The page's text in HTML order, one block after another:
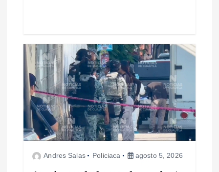
s
Andres Salas Policiaca agosto 5, 2026